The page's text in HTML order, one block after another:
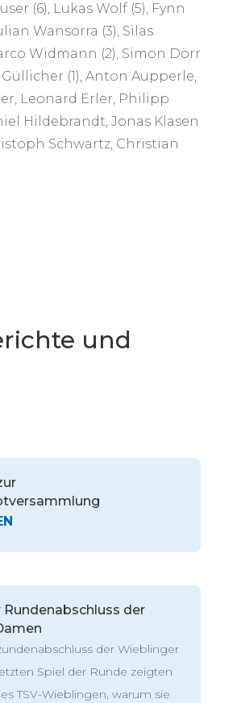
(6), Lukas Wolf (5), Fynn
Wansorra (3), Silas
Widmann (2), Simon Dörr
Güllicher (1), Anton Aupperle,
Leonard Erler, Philipp
Hildebrandt, Jonas Klasen
Schwartz, Christian
und
Rundenabschluss der
der Wieblinger
Spiel der Runde zeigten
TSV-Wieblingen, warum sie